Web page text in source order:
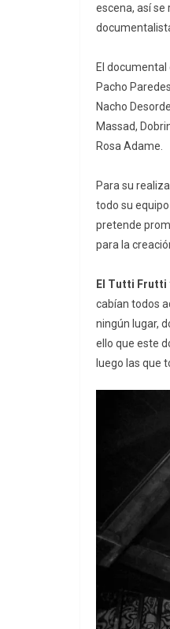
escena, así
El documental
Pacho
Nacho
Massad,
Rosa Adame.
Para su
todo su
pretende
para la
El Tutti Frutti
cabían todos
ningún lugar,
ello que este
luego las que